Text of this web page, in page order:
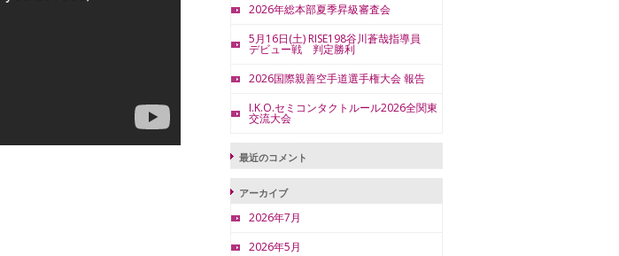
2026年総本部夏季昇級審査会
5月16日(土) RISE198谷川蒼哉指導員
デビュー戦 判定勝利
2026国際親善空手道選手権大会 報告
I.K.O.セミコンタクトルール2026全関東
交流大会
最近のコメント
アーカイブ
2026年7月
2026年5月